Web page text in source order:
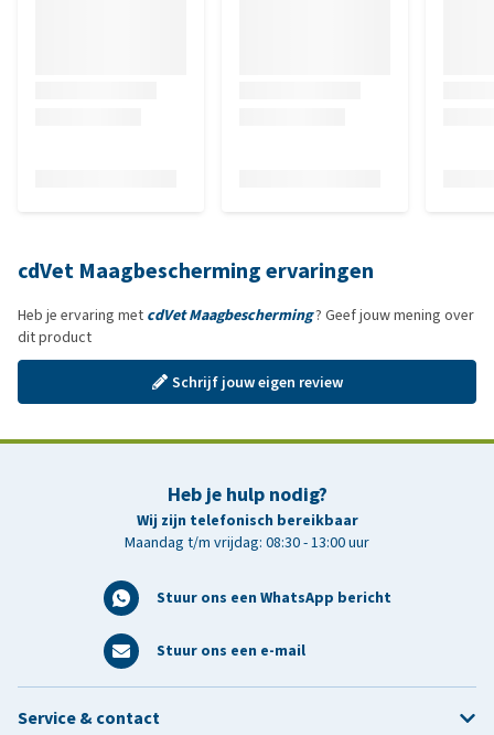
cdVet Maagbescherming ervaringen
Heb je ervaring met cdVet Maagbescherming? Geef jouw mening over
dit product
Schrijf jouw eigen review
Heb je hulp nodig?
Wij zijn telefonisch bereikbaar
Maandag t/m vrijdag: 08:30 - 13:00 uur
Stuur ons een WhatsApp bericht
Stuur ons een e-mail
Service & contact